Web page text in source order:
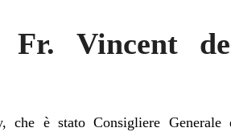
Vincent
che è stato Consigliere